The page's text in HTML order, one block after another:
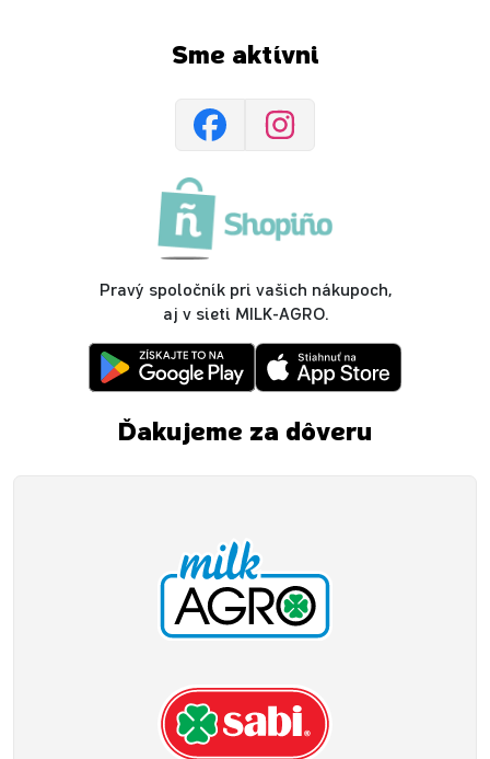
Sme aktívni
Pravý spoločník pri vašich nákupoch,
aj v sieti MILK-AGRO.
Ďakujeme za dôveru